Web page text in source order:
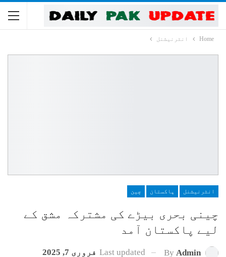
Home انٹرنیشنل
انٹرنیشنل پاکستان چین
چینی بحری بیڑے کی مشترکہ مشق کے
لیے پاکستان آمد
By Admin
Last updated فروری 7, 2025